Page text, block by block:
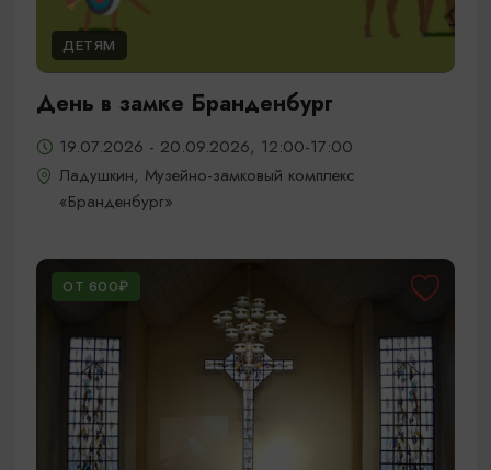
ДЕТЯМ
День в замке Бранденбург
19.07.2026 - 20.09.2026, 12:00-17:00
Ладушкин, Музейно-замковый комплекс
«Бранденбург»
ОТ 600₽